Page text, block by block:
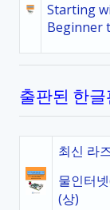
Starting
Beginner
출판된 한글
최신 라
물인터
(상)